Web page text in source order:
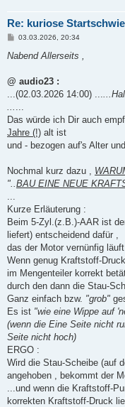
Re: kuriose
B
i
a
03.03.2026, 20:34
Nabend Allerseits ,
@ audio23 :
...(02.03.2026 14:00) ...
Das würde ich Dir auch
Jahre (!) alt ist
und - bezogen auf's Alter
Nochmal kurz dazu ,
".. BAU EINE NEUE
Kurze Erläuterung :
Beim 5-Zyl.(z.B.)-AAR ist
liefert) entscheidend dafür ,
das der Motor vernünfig läuft .
Wenn genug Kraftstoff-
im Mengenteiler korrekt
durch den dann die Stau-
Ganz einfach bzw. "grob"
Es ist "wie eine Wippe auf
(wenn die Eine Seite nicht
Seite nicht hoch)
ERGO :
Wird die Stau-Scheibe (auf
angehoben , bekommt der
...und wenn die Kraftstoff-
korrekten Kraftstoff-Druck